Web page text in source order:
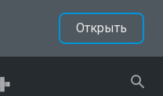
Открыть